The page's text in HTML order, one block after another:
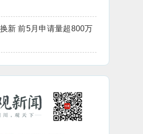
新 前5月申请量超800万